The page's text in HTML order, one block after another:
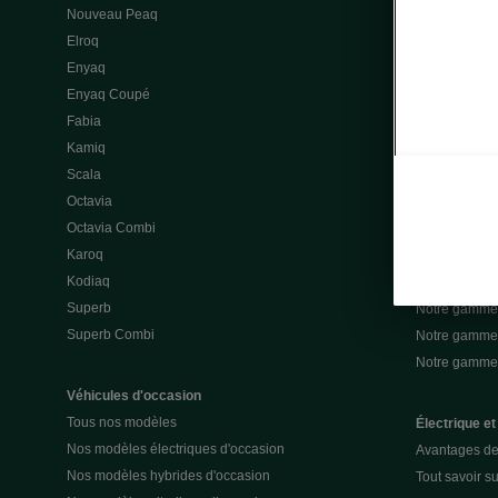
Nouveau Peaq
Elroq
Enyaq
Enyaq Coupé
Fabia
Kamiq
Scala
Octavia
Octavia Combi
Karoq
Kodiaq
Superb
Superb Combi
Véhicules d'occasion
Tous nos modèles
Nos modèles électriques d'occasion
Nos modèles hybrides d'occasion
Offres
Location
Découvrir
Nos offres
Nos offres
Notre
Notre
Notre
Notre
Notre
Notre
Électrique
Avantages
Tout savoir